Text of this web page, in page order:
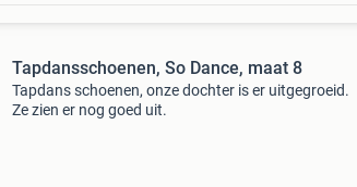
Tapdansschoenen, So Dance, maat 8
Tapdans schoenen, onze dochter is er uitgegroeid.
Ze zien er nog goed uit.